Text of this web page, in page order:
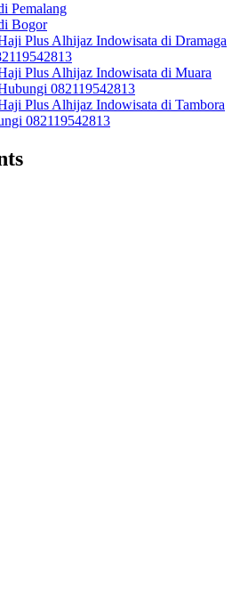
Pemalang
Bogor
Plus Alhijaz Indowisata di Dramaga
Plus Alhijaz Indowisata di Muara
082119542813
Plus Alhijaz Indowisata di Tambora
082119542813